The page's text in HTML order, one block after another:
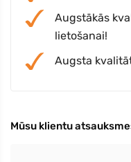
Augstākās
lietošanai!
Augsta
Mūsu klientu